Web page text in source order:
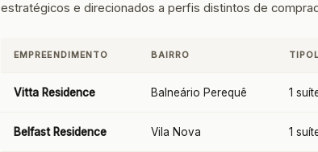
estratégicos e direcionados a perfis distintos de
EMPREENDIMENTO BAIRRO
Vitta Residence Balneário Perequê 1
Belfast Residence Vila Nova 1